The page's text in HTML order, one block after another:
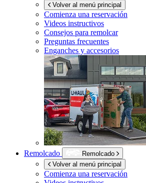
Volver al menú principal
Comienza una reservación
Videos instructivos
Consejos para remolcar
Preguntas frecuentes
Enganches y accesorios
Remolcado
Remolcado
Volver al menú principal
Comienza una reservación